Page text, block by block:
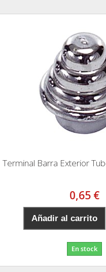
Terminal Barra Exterior
0,65 €
Añadir al carrito
En stock